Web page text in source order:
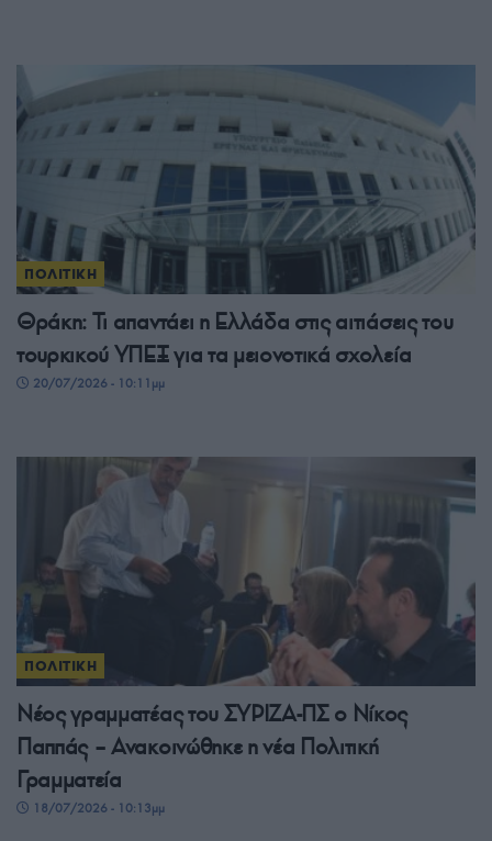
ΠΟΛΙΤΙΚΗ
Θράκη: Τι απαντάει η Ελλάδα στις αιτιάσεις του
τουρκικού ΥΠΕΞ για τα μειονοτικά σχολεία
20/07/2026 - 10:11μμ
ΠΟΛΙΤΙΚΗ
Νέος γραμματέας του ΣΥΡΙΖΑ-ΠΣ ο Νίκος
Παππάς – Ανακοινώθηκε η νέα Πολιτική
Γραμματεία
18/07/2026 - 10:13μμ